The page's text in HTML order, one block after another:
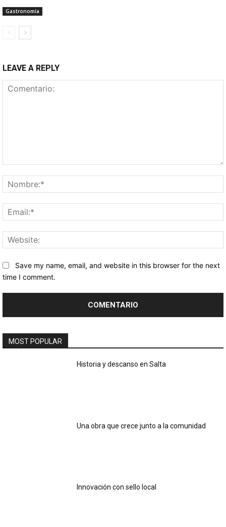
Gastronomía
LEAVE A REPLY
Save my name, email, and website in this browser for the next
time I comment.
MOST POPULAR
Historia y descanso en Salta
Una obra que crece junto a la comunidad
Innovación con sello local